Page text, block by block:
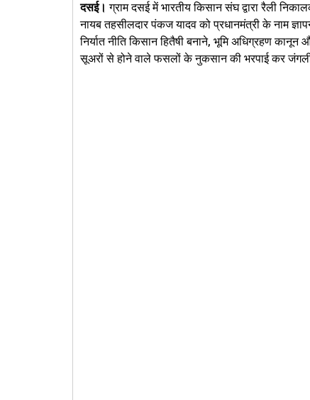
दसई। ग्राम दसई में भारतीय किसान संघ द्वारा रैली
नायब तहसीलदार पंकज यादव को प्रधानमंत्री के नाम
निर्यात नीति किसान हितैषी बनाने, भूमि अधिग्रहण
सूअरों से होने वाले फसलों के नुकसान की भरपाई कर जंगली